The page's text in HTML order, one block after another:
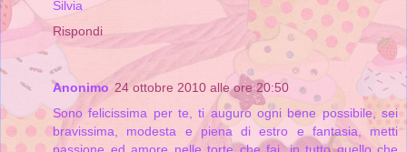
Silvia
Rispondi
Anonimo 24 ottobre 2010 alle ore 20:50
Sono felicissima per te, ti auguro ogni bene possibile, sei
bravissima, modesta e piena di estro e fantasia, metti
passione ed amore nelle torte che fai, in tutto quello che